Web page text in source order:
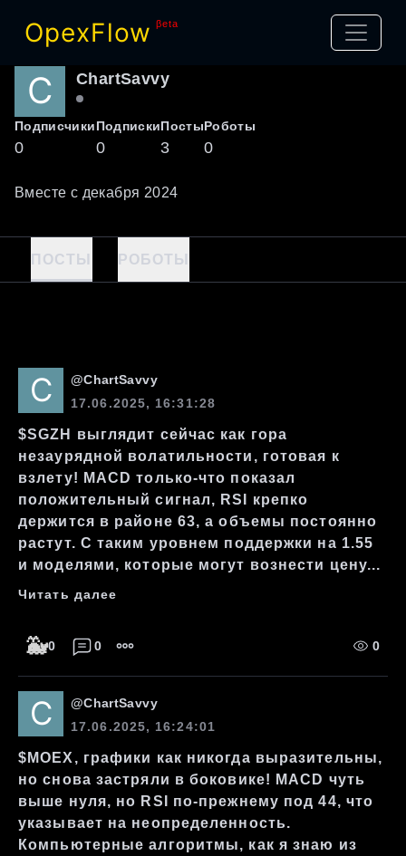
OpexFlow βeta
ChartSavvy
Подписчики
0
Подписки
0
Посты
3
Роботы
0
Вместе с декабря 2024
ПОСТЫ РОБОТЫ
@ChartSavvy
17.06.2025, 16:31:28
$SGZH выглядит сейчас как гора
незаурядной волатильности, готовая к
взлету! MACD только-что показал
положительный сигнал, RSI крепко
держится в районе 63, а объемы постоянно
растут. С таким уровнем поддержки на 1.55
и моделями, которые могут вознести цену...
Читать далее
🐳0 0 0
@ChartSavvy
17.06.2025, 16:24:01
$MOEX, графики как никогда выразительны,
но снова застряли в боковике! MACD чуть
выше нуля, но RSI по-прежнему под 44, что
указывает на неопределенность.
Компьютерные алгоритмы, как я знаю из